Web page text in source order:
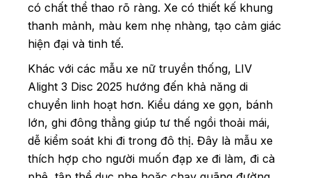
có chất thể thao rõ ràng. Xe có thiết kế khung
thanh mảnh, màu kem nhẹ nhàng, tạo cảm giác
hiện đại và tinh tế.
Khác với các mẫu xe nữ truyền thống, LIV
Alight 3 Disc 2025 hướng đến khả năng di
chuyển linh hoạt hơn. Kiểu dáng xe gọn, bánh
lớn, ghi đông thẳng giúp tư thế ngồi thoải mái,
dễ kiểm soát khi đi trong đô thị. Đây là mẫu xe
thích hợp cho người muốn đạp xe đi làm, đi cà